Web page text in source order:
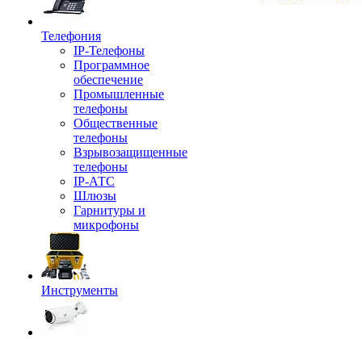
Телефония
IP-Телефоны
Программное
обеспечение
Промышленные
телефоны
Общественные
телефоны
Взрывозащищенные
телефоны
IP-АТС
Шлюзы
Гарнитуры и
микрофоны
Инструменты